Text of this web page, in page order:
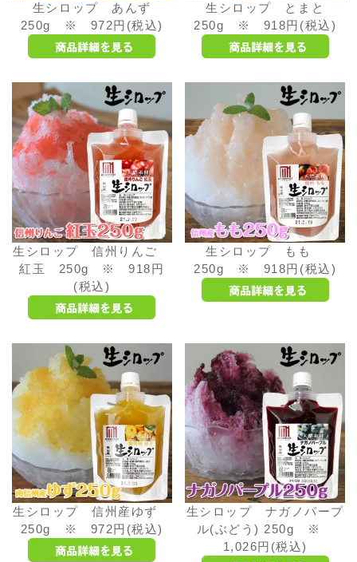
生シロップ あんず
250g ※ 972円(税込)
生シロップ とまと
250g ※ 918円(税込)
生シロップ 信州りんご
紅玉 250g ※ 918円
(税込)
生シロップ もも
250g ※ 918円(税込)
生シロップ 信州産ゆず
250g ※ 972円(税込)
生シロップ ナガノパープ
ル(ぶどう) 250g ※
1,026円(税込)